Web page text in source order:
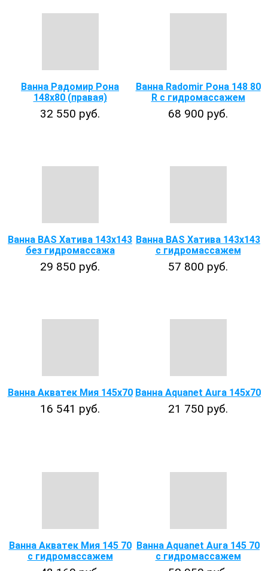
Ванна Радомир Рона
148x80 (правая)
32 550 руб.
Ванна Radomir Рона 148 80
R с гидромассажем
68 900 руб.
Ванна BAS Хатива 143х143
без гидромассажа
29 850 руб.
Ванна BAS Хатива 143x143
с гидромассажем
57 800 руб.
Ванна Акватек Мия 145х70
16 541 руб.
Ванна Aquanet Aura 145x70
21 750 руб.
Ванна Акватек Мия 145 70
с гидромассажем
Ванна Aquanet Aura 145 70
с гидромассажем